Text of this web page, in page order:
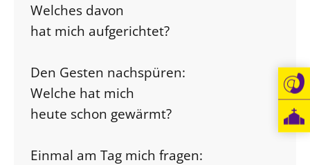
Welches davon
hat mich aufgerichtet?
Den Gesten nachspüren:
Welche hat mich
heute schon gewärmt?
Einmal am Tag mich fragen: